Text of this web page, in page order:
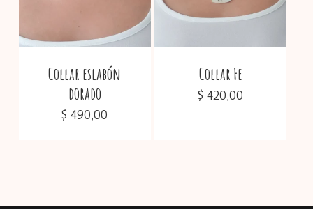
Collar eslabón
dorado
$ 490,00
Collar Fe
$ 420,00